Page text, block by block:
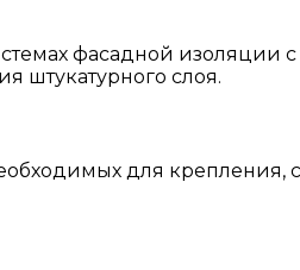
фасадной изоляции
штукатурного слоя.
для крепления,